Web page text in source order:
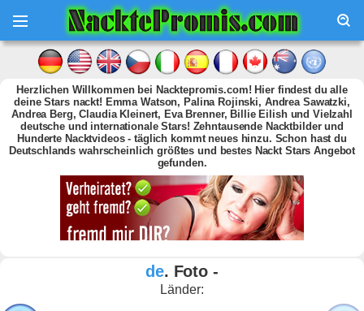
Herzlichen Willkommen bei Nacktepromis.com! Hier findest du alle
deine Stars nackt! Emma Watson, Palina Rojinski, Andrea Sawatzki,
Andrea Berg, Claudia Kleinert, Eva Brenner, Billie Eilish und Vielzahl
deutsche und internationale Stars! Zehntausende Nacktbilder und
Hunderte Nacktvideos - täglich kommt neues hinzu. Schon hast du
Deutschlands wahrscheinlich größtes und bestes Nackt Stars Angebot
gefunden.
de. Foto -
Länder: